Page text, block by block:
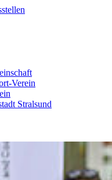
Verein
Stralsund